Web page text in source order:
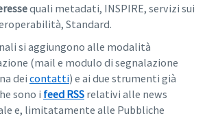
quali metadati, INSPIRE, servizi sui
Standard.
si aggiungono alle modalità
(mail e modulo di segnalazione
dei contatti) e ai due strumenti già
sono i feed RSS relativi alle news
e, limitatamente alle Pubbliche